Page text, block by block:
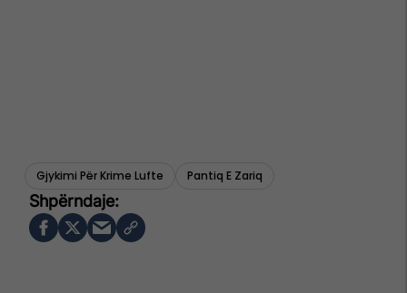
Gjykimi Për Krime Lufte Pantiq E Zariq